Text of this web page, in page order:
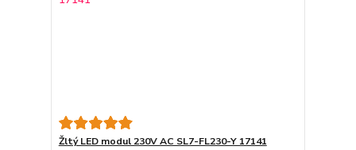
Žltý LED modul 230V AC SL7-FL230-Y 17141